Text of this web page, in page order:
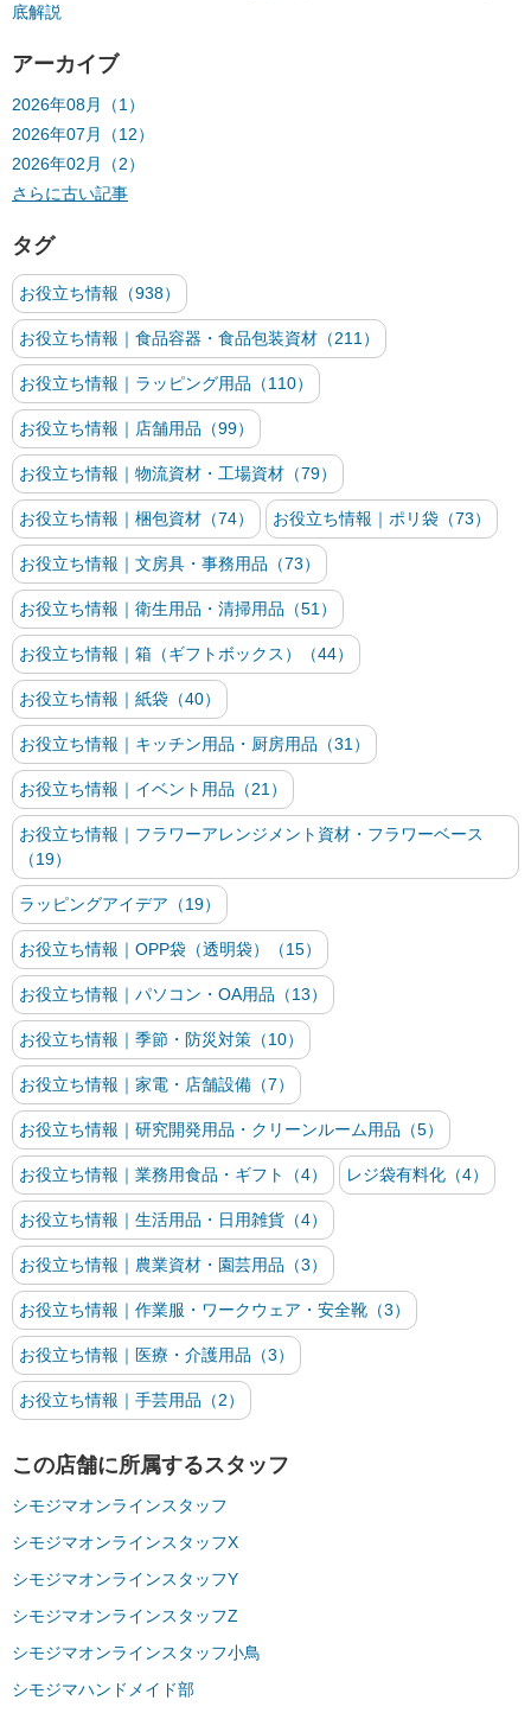
底解説
アーカイブ
2026年08月（1）
2026年07月（12）
2026年02月（2）
さらに古い記事
タグ
お役立ち情報（938）
お役立ち情報｜食品容器・食品包装資材（211）
お役立ち情報｜ラッピング用品（110）
お役立ち情報｜店舗用品（99）
お役立ち情報｜物流資材・工場資材（79）
お役立ち情報｜梱包資材（74） お役立ち情報｜ポリ袋（73）
お役立ち情報｜文房具・事務用品（73）
お役立ち情報｜衛生用品・清掃用品（51）
お役立ち情報｜箱（ギフトボックス）（44）
お役立ち情報｜紙袋（40）
お役立ち情報｜キッチン用品・厨房用品（31）
お役立ち情報｜イベント用品（21）
お役立ち情報｜フラワーアレンジメント資材・フラワーベース
（19）
ラッピングアイデア（19）
お役立ち情報｜OPP袋（透明袋）（15）
お役立ち情報｜パソコン・OA用品（13）
お役立ち情報｜季節・防災対策（10）
お役立ち情報｜家電・店舗設備（7）
お役立ち情報｜研究開発用品・クリーンルーム用品（5）
お役立ち情報｜業務用食品・ギフト（4） レジ袋有料化（4）
お役立ち情報｜生活用品・日用雑貨（4）
お役立ち情報｜農業資材・園芸用品（3）
お役立ち情報｜作業服・ワークウェア・安全靴（3）
お役立ち情報｜医療・介護用品（3）
お役立ち情報｜手芸用品（2）
この店舗に所属するスタッフ
シモジマオンラインスタッフ
シモジマオンラインスタッフX
シモジマオンラインスタッフY
シモジマオンラインスタッフZ
シモジマオンラインスタッフ小鳥
シモジマハンドメイド部